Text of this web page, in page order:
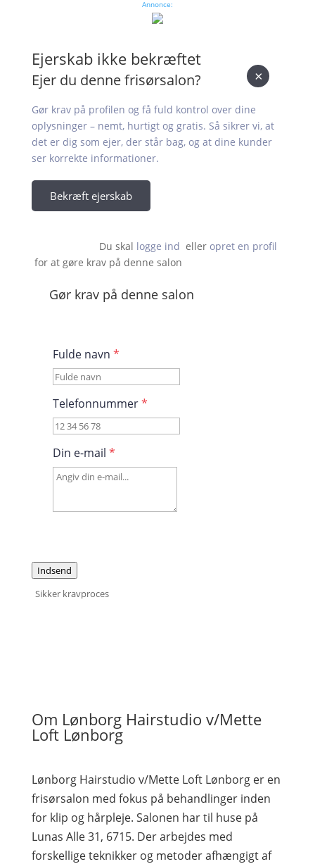
Annonce:
Ejerskab ikke bekræftet
Ejer du denne frisørsalon?
Gør krav på profilen og få fuld kontrol over dine
oplysninger – nemt, hurtigt og gratis. Så sikrer vi, at
det er dig som ejer, der står bag, og at dine kunder
ser korrekte informationer.
Bekræft ejerskab
Du skal logge ind eller opret en profil
for at gøre krav på denne salon
Gør krav på denne salon
×
Fulde navn *
Telefonnummer*
Din e-mail *
Indsend
Sikker kravproces
Om Lønborg Hairstudio v/Mette
Loft Lønborg
Lønborg Hairstudio v/Mette Loft Lønborg er en
frisørsalon med fokus på behandlinger inden
for klip og hårpleje. Salonen har til huse på
Lunas Alle 31, 6715. Der arbejdes med
forskellige teknikker og metoder afhængigt af